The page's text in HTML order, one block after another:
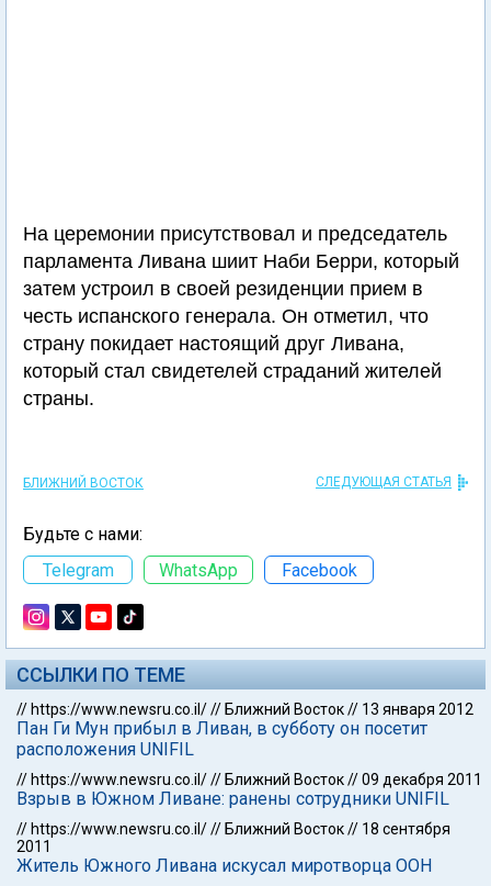
На церемонии присутствовал и председатель
парламента Ливана шиит Наби Берри, который
затем устроил в своей резиденции прием в
честь испанского генерала. Он отметил, что
страну покидает настоящий друг Ливана,
который стал свидетелей страданий жителей
страны.
БЛИЖНИЙ ВОСТОК СЛЕДУЮЩАЯ СТАТЬЯ
Будьте с нами:
Telegram
WhatsApp Facebook
ССЫЛКИ ПО ТЕМЕ
// https://www.newsru.co.il/// Ближний Восток// 13 января 2012
Пан Ги Мун прибыл в Ливан, в субботу он посетит
расположения UNIFIL
// https://www.newsru.co.il/// Ближний Восток//09 декабря 2011
Взрыв в Южном Ливане: ранены сотрудники UNIFIL
// https://www.newsru.co.il/// Ближний Восток// 18 сентября
2011
Житель Южного Ливана искусал миротворца ООН